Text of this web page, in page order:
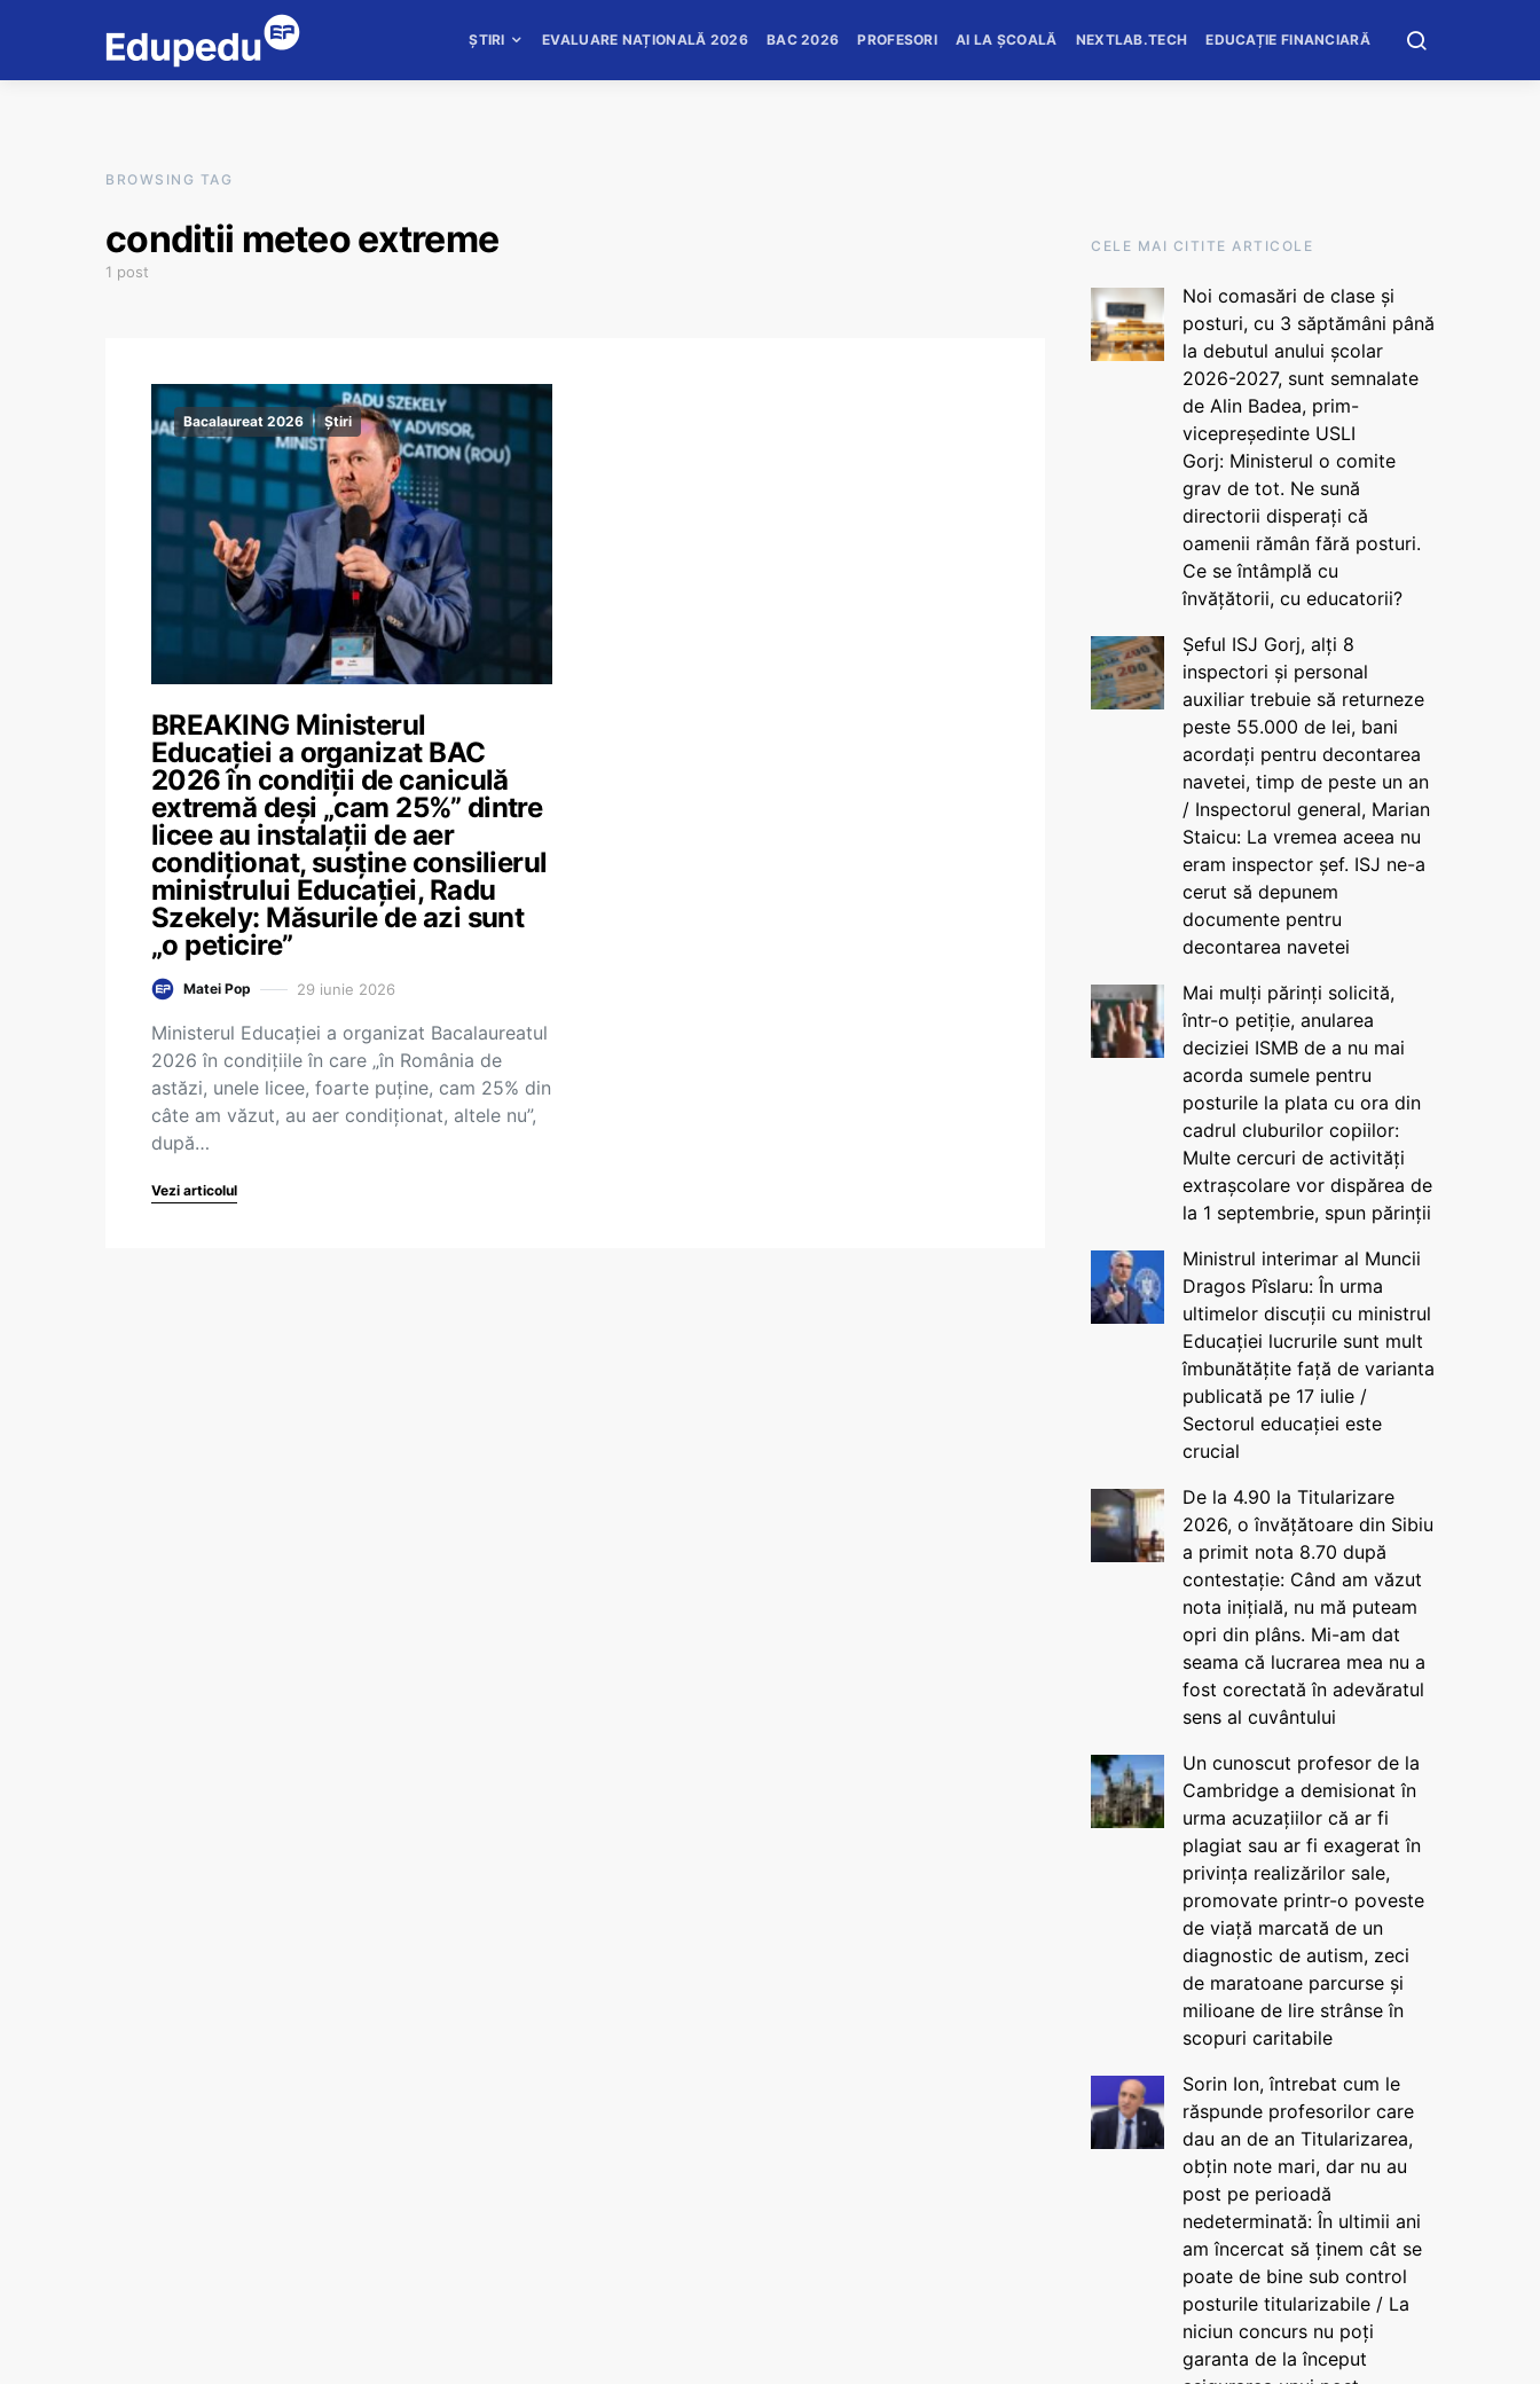
ȘTIRI EVALUARE NAȚIONALĂ 2026 BAC 2026 PROFESORI AI LA ȘCOALĂ NEXTLAB.TECH EDUCAȚIE FINANCIARĂ
BROWSING TAG
conditii meteo extreme
1 post
Bacalaureat 2026 Știri
BREAKING Ministerul
Educației a organizat BAC
2026 în condiții de caniculă
extremă deși „cam 25%” dintre
licee au instalații de aer
condiționat, susține consilierul
ministrului Educației, Radu
Szekely: Măsurile de azi sunt
„o peticire”
Matei Pop 29 iunie 2026
Ministerul Educației a organizat Bacalaureatul
2026 în condițiile în care „în România de
astăzi, unele licee, foarte puține, cam 25% din
câte am văzut, au aer condiționat, altele nu”,
după…
Vezi articolul
CELE MAI CITITE ARTICOLE
Noi comasări de clase și
posturi, cu 3 săptămâni până
la debutul anului școlar
2026-2027, sunt semnalate
de Alin Badea, prim-
vicepreședinte USLI
Gorj: Ministerul o comite
grav de tot. Ne sună
directorii disperați că
oamenii rămân fără posturi.
Ce se întâmplă cu
învățătorii, cu educatorii?
Șeful ISJ Gorj, alți 8
inspectori și personal
auxiliar trebuie să returneze
peste 55.000 de lei, bani
acordați pentru decontarea
navetei, timp de peste un an
/ Inspectorul general, Marian
Staicu: La vremea aceea nu
eram inspector șef. ISJ ne-a
cerut să depunem
documente pentru
decontarea navetei
Mai mulți părinți solicită,
într-o petiție, anularea
deciziei ISMB de a nu mai
acorda sumele pentru
posturile la plata cu ora din
cadrul cluburilor copiilor:
Multe cercuri de activități
extrașcolare vor dispărea de
la 1 septembrie, spun părinții
Ministrul interimar al Muncii
Dragos Pîslaru: În urma
ultimelor discuții cu ministrul
Educației lucrurile sunt mult
îmbunătățite față de varianta
publicată pe 17 iulie /
Sectorul educației este
crucial
De la 4.90 la Titularizare
2026, o învățătoare din Sibiu
a primit nota 8.70 după
contestație: Când am văzut
nota inițială, nu mă puteam
opri din plâns. Mi-am dat
seama că lucrarea mea nu a
fost corectată în adevăratul
sens al cuvântului
Un cunoscut profesor de la
Cambridge a demisionat în
urma acuzațiilor că ar fi
plagiat sau ar fi exagerat în
privința realizărilor sale,
promovate printr-o poveste
de viață marcată de un
diagnostic de autism, zeci
de maratoane parcurse și
milioane de lire strânse în
scopuri caritabile
Sorin Ion, întrebat cum le
răspunde profesorilor care
dau an de an Titularizarea,
obțin note mari, dar nu au
post pe perioadă
nedeterminată: În ultimii ani
am încercat să ținem cât se
poate de bine sub control
posturile titularizabile / La
niciun concurs nu poți
garanta de la început